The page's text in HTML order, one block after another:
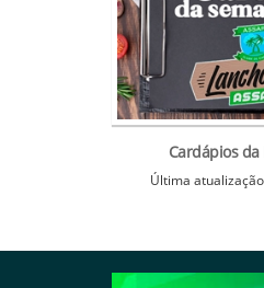
Cardápios
Última